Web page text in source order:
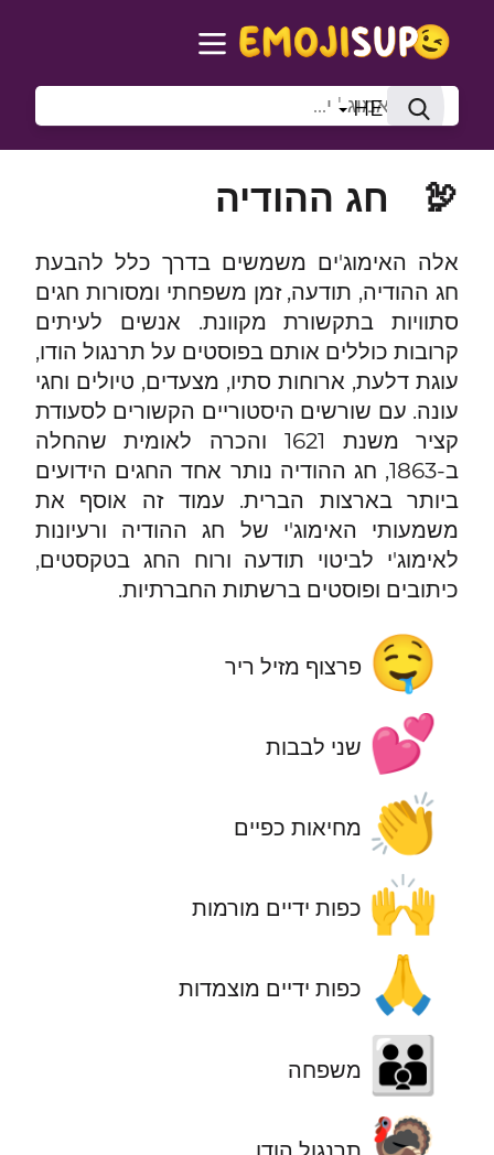
HE
🦃 חג ההודיה
אלה האימוג'ים משמשים בדרך כלל להבעת
חג ההודיה, תודעה, זמן משפחתי ומסורות חגים
סתוויות בתקשורת מקוונת. אנשים לעיתים
קרובות כוללים אותם בפוסטים על תרנגול הודו,
עוגת דלעת, ארוחות סתיו, מצעדים, טיולים וחגי
עונה. עם שורשים היסטוריים הקשורים לסעודת
קציר משנת 1621 והכרה לאומית שהחלה
ב-1863, חג ההודיה נותר אחד החגים הידועים
ביותר בארצות הברית. עמוד זה אוסף את
משמעותי האימוג'י של חג ההודיה ורעיונות
לאימוג'י לביטוי תודעה ורוח החג בטקסטים,
כיתובים ופוסטים ברשתות החברתיות.
🤤 פרצוף מזיל ריר
💕 שני לבבות
👏 מחיאות כפיים
🙌 כפות ידיים מורמות
🙏 כפות ידיים מוצמדות
👪 משפחה